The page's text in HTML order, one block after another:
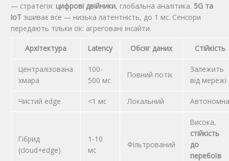
— стратегія: цифрові двійники, глобальна аналітика. 5G та
IoT зшиває все — низька латентність, до 1 мс. Сенсори
передають тільки сік: агреговані інсайти.
Архітектура Latency Обсяг даних Стійкість
Централізована
хмара
100-
500 мс
Повний потік
Залежить
від мережі
Чистий edge <1 мс Локальний Автономна
Гібрид
(cloud+edge)
1-10
мс
Фільтрований
Висока,
стійкість
до
перебоїв